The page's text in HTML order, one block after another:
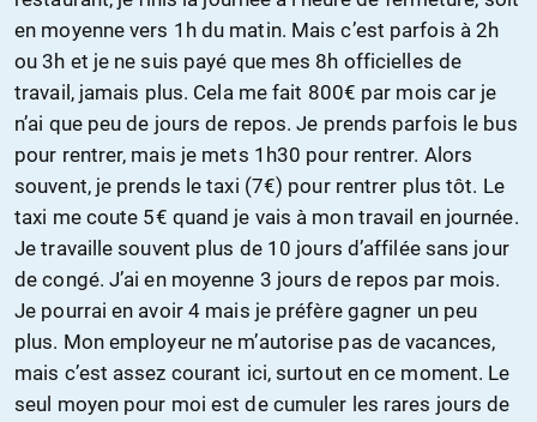
en moyenne vers 1h du matin. Mais c’est parfois à 2h
ou 3h et je ne suis payé que mes 8h officielles de
travail, jamais plus. Cela me fait 800€ par mois car je
n’ai que peu de jours de repos. Je prends parfois le bus
pour rentrer, mais je mets 1h30 pour rentrer. Alors
souvent, je prends le taxi (7€) pour rentrer plus tôt. Le
taxi me coute 5€ quand je vais à mon travail en journée.
Je travaille souvent plus de 10 jours d’affilée sans jour
de congé. J’ai en moyenne 3 jours de repos par mois.
Je pourrai en avoir 4 mais je préfère gagner un peu
plus. Mon employeur ne m’autorise pas de vacances,
mais c’est assez courant ici, surtout en ce moment. Le
seul moyen pour moi est de cumuler les rares jours de